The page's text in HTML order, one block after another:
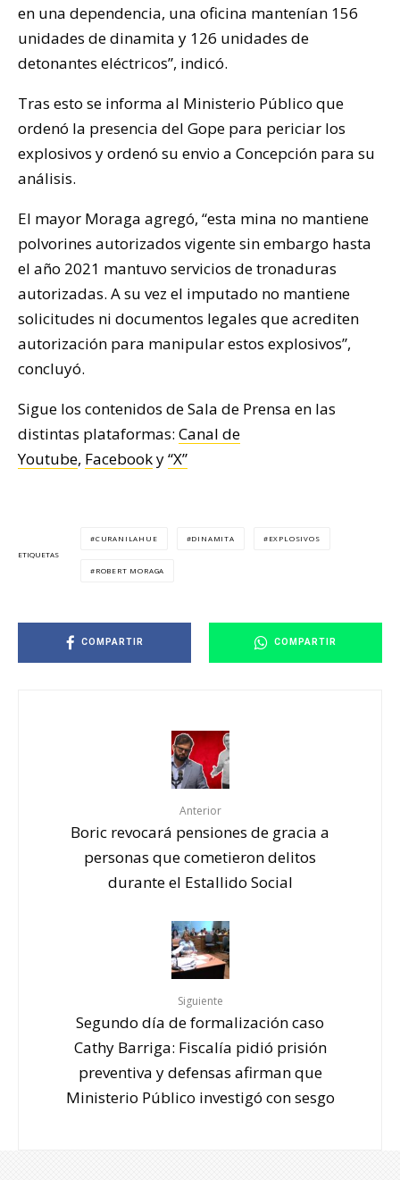
en una dependencia, una oficina mantenían 156
unidades de dinamita y 126 unidades de
detonantes eléctricos”, indicó.
Tras esto se informa al Ministerio Público que
ordenó la presencia del Gope para periciar los
explosivos y ordenó su envio a Concepción para su
análisis.
El mayor Moraga agregó, “esta mina no mantiene
polvorines autorizados vigente sin embargo hasta
el año 2021 mantuvo servicios de tronaduras
autorizadas. A su vez el imputado no mantiene
solicitudes ni documentos legales que acrediten
autorización para manipular estos explosivos”,
concluyó.
Sigue los contenidos de Sala de Prensa en las
distintas plataformas: Canal de
Youtube, Facebooky“X”
ETIQUETAS
CURANILAHUE DINAMITA EXPLOSIVOS
ROBERT MORAGA
COMPARTIR COMPARTIR
Anterior
Boric revocará pensiones de gracia a
personas que cometieron delitos
durante el Estallido Social
Siguiente
Segundo día de formalización caso
Cathy Barriga: Fiscalía pidió prisión
preventiva y defensas afirman que
Ministerio Público investigó con sesgo